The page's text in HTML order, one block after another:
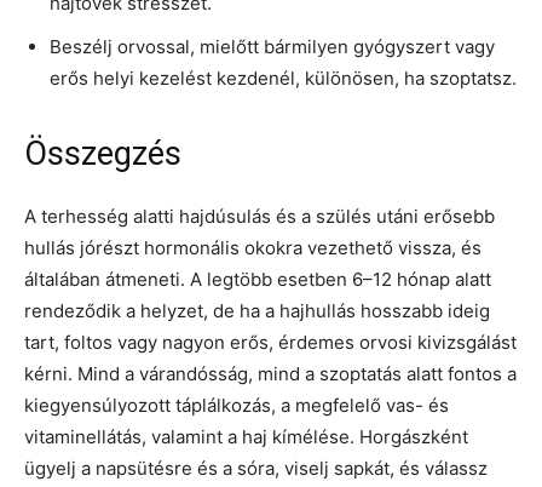
Beszélj orvossal, mielőtt bármilyen gyógyszert vagy
erős helyi kezelést kezdenél, különösen, ha szoptatsz.
Összegzés
A terhesség alatti hajdúsulás és a szülés utáni erősebb
hullás jórészt hormonális okokra vezethető vissza, és
általában átmeneti. A legtöbb esetben 6–12 hónap alatt
rendeződik a helyzet, de ha a hajhullás hosszabb ideig
tart, foltos vagy nagyon erős, érdemes orvosi kivizsgálást
kérni. Mind a várandósság, mind a szoptatás alatt fontos a
kiegyensúlyozott táplálkozás, a megfelelő vas- és
vitaminellátás, valamint a haj kímélése. Horgászként
ügyelj a napsütésre és a sóra, viselj sapkát, és válassz